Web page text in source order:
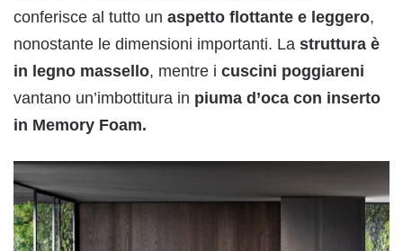
conferisce al tutto un aspetto flottante e leggero,
nonostante le dimensioni importanti. La struttura è
in legno massello, mentre i cuscini poggiareni
vantano un’imbottitura in piuma d’oca con inserto
in Memory Foam.